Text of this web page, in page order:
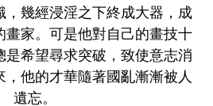
，幾經浸淫之下終成大器，成
畫家。可是他對自己的畫技十
是希望尋求突破，致使意志消
他的才華隨著國亂漸漸被人
遺忘。